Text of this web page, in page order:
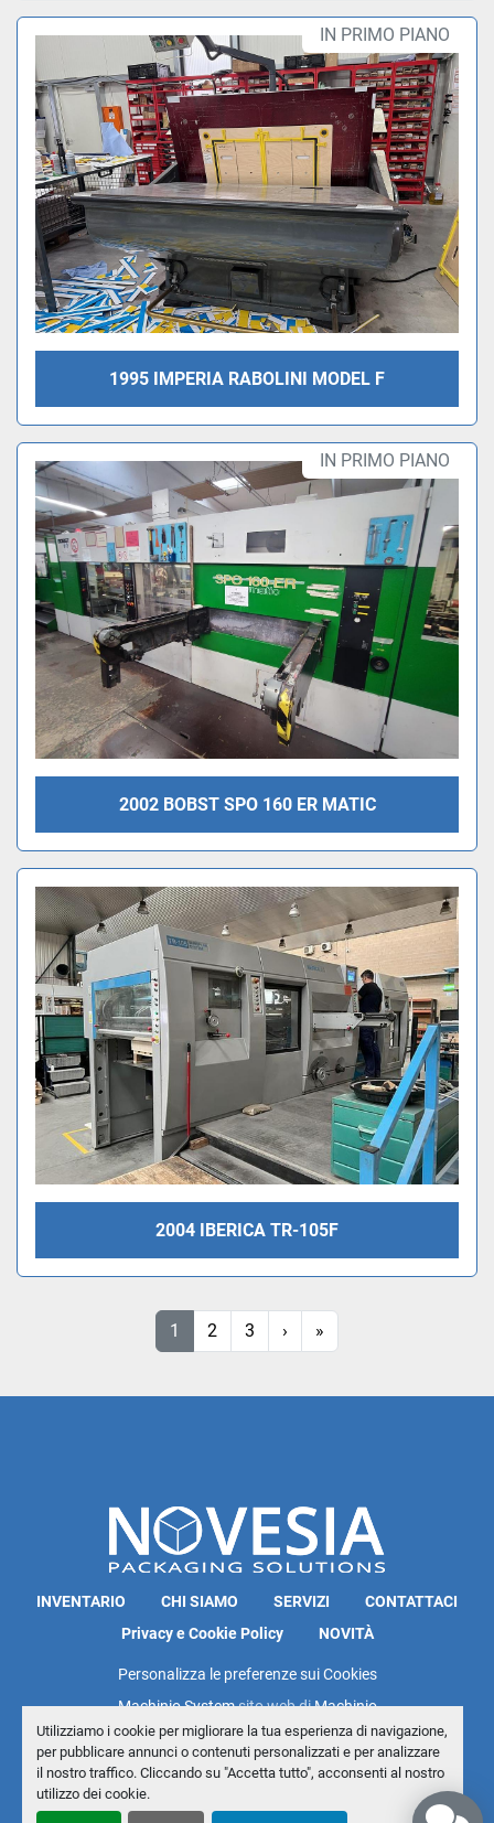
Utilizziamo i cookie per migliorare la tua esperienza di navigazione,
per pubblicare annunci o contenuti personalizzati e per analizzare
il nostro traffico. Cliccando su "Accetta tutto", acconsenti al nostro
utilizzo dei cookie.
IN PRIMO PIANO
1995 IMPERIA RABOLINI MODEL F
IN PRIMO PIANO
2002 BOBST SPO 160 ER MATIC
2004 IBERICA TR-105F
1 2 3 › »
INVENTARIO CHI SIAMO SERVIZI
CONTATTACI
Privacy e Cookie Policy
NOVITÀ
Personalizza le preferenze sui Cookies
Machinio Systemsito web diMachinio